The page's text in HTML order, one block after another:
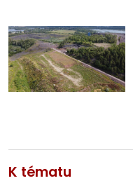
K tématu